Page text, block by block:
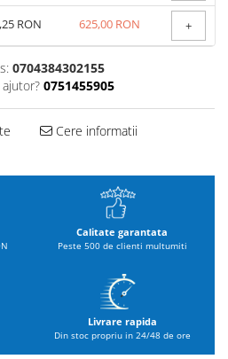
RON 625,00 RON +
0704384302155
0751455905
Cere informatii
Calitate garantata
Peste 500 de clienti multumiti
Livrare rapida
Din stoc propriu in 24/48 de ore